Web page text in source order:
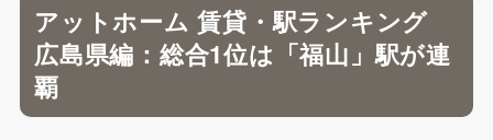
アットホーム 賃貸・駅ランキング
広島県編：総合1位は「福山」駅が連
覇